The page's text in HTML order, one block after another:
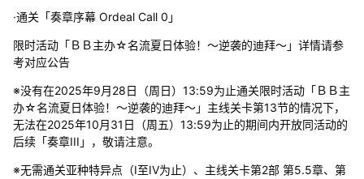
·通关「奏章序幕 Ordeal Call 0」
限时活动「ＢＢ主办☆名流夏日体验！～逆袭的迪拜～」详情请参
考对应公告
※没有在2025年9月28日（周日）13:59为止通关限时活动「ＢＢ主
办☆名流夏日体验！～逆袭的迪拜～」主线关卡第13节的情况下，
无法在2025年10月31日（周五）13:59为止的期间内开放同活动的
后续「奏章III」，敬请注意。
※无需通关亚种特异点（I至IV为止）、主线关卡第2部 第5.5章、第